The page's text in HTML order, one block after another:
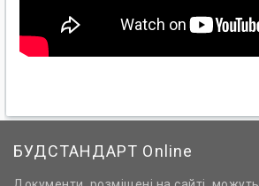
БУДСТАНДАРТ Online